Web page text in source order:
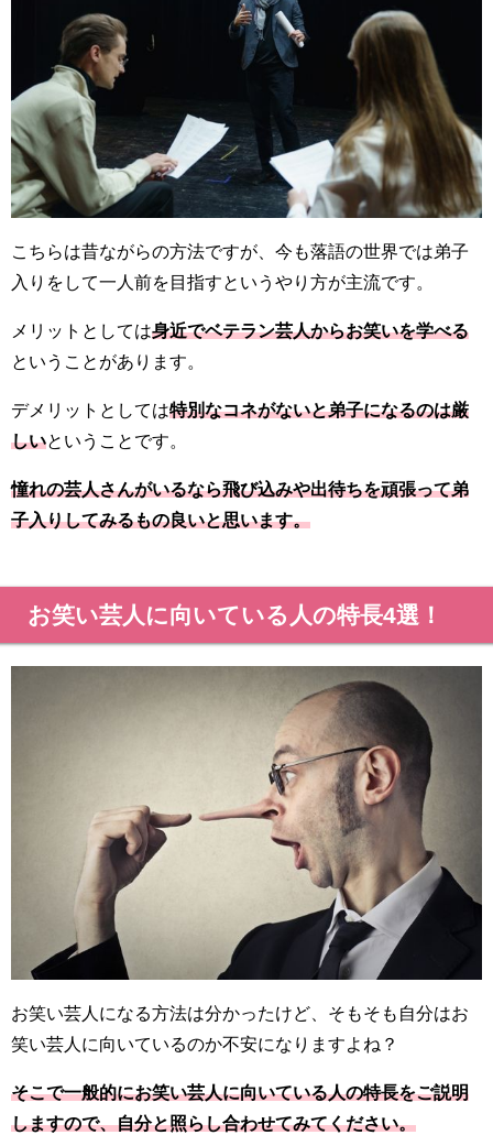
こちらは昔ながらの方法ですが、今も落語の世界では弟子
入りをして一人前を目指すというやり方が主流です。
メリットとしては身近でベテラン芸人からお笑いを学べる
ということがあります。
デメリットとしては特別なコネがないと弟子になるのは厳
しいということです。
憧れの芸人さんがいるなら飛び込みや出待ちを頑張って弟
子入りしてみるもの良いと思います。
お笑い芸人に向いている人の特長4選！
お笑い芸人になる方法は分かったけど、そもそも自分はお
笑い芸人に向いているのか不安になりますよね？
そこで一般的にお笑い芸人に向いている人の特長をご説明
しますので、自分と照らし合わせてみてください。